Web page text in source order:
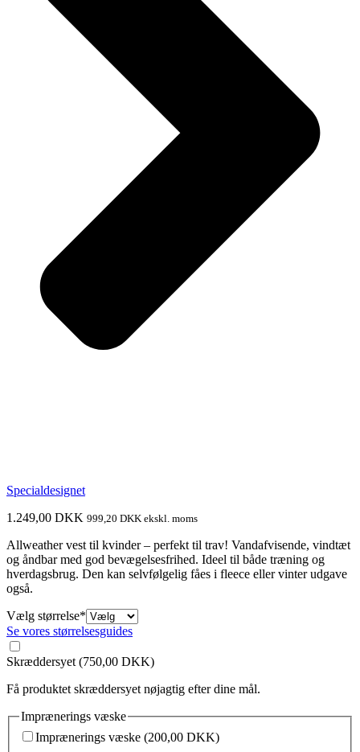
Specialdesignet
1.249,00 DKK 999,20 DKK ekskl. moms
Allweather vest til kvinder – perfekt til trav! Vandafvisende, vindtæt
og åndbar med god bevægelsesfrihed. Ideel til både træning og
hverdagsbrug. Den kan selvfølgelig fåes i fleece eller vinter udgave
også.
Vælg størrelse* (required)
Se vores størrelsesguides
Skræddersyet (750,00 DKK)
Få produktet skræddersyet nøjagtig efter dine mål.
Imprænerings væske
Imprænerings væske (200,00 DKK)